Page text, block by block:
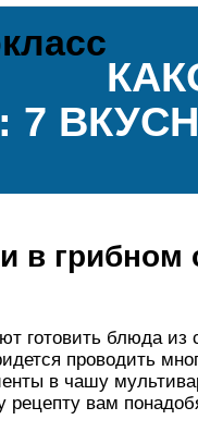
7
в грибном
готовить блюда
проводить
в чашу
рецепту вам